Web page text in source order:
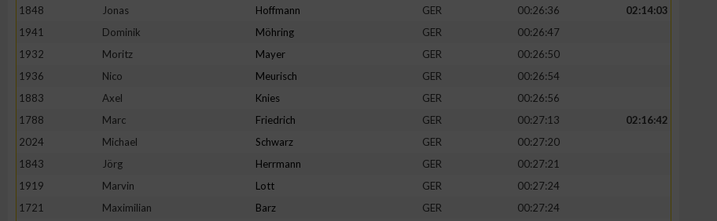
1848
Jonas Hoffmann GER 00:26:36
02:14:03
1941
Dominik Möhring GER
00:26:47
1932
Moritz Mayer GER
00:26:50
1936
Nico Meurisch GER
00:26:54
1883
Axel Knies GER
00:26:56
1788
Marc Friedrich GER 00:27:13
02:16:42
2024
Michael Schwarz GER
00:27:20
1843
Jörg Herrmann GER
00:27:21
1919
Marvin Lott GER
00:27:24
1721
Maximilian Barz GER 00:27:24
Performance
Funktional
Werbung